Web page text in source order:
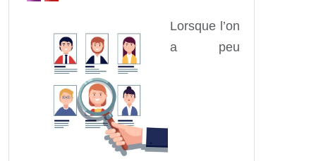
Lorsque l’on
a peu